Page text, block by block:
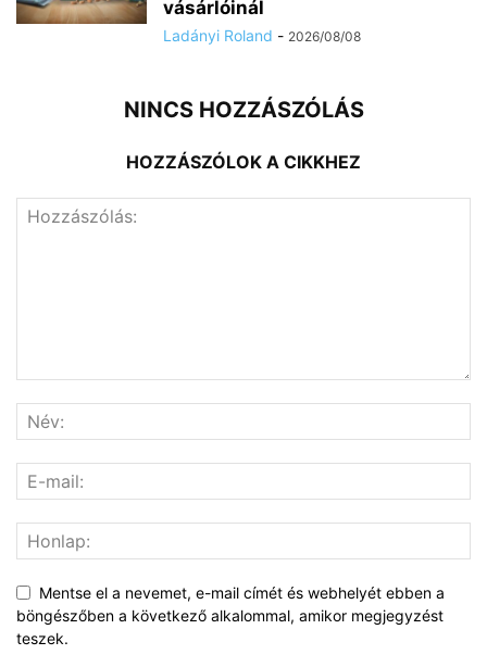
vásárlóinál
Ladányi Roland - 2026/08/08
NINCS HOZZÁSZÓLÁS
HOZZÁSZÓLOK A CIKKHEZ
Mentse el a nevemet, e-mail címét és webhelyét ebben a
böngészőben a következő alkalommal, amikor megjegyzést
teszek.